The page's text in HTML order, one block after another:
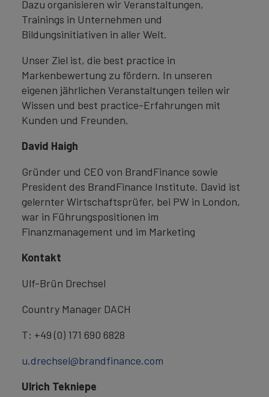
Dazu organisieren wir Veranstaltungen,
Trainings in Unternehmen und
Bildungsinitiativen in aller Welt.
Unser Ziel ist, die best practice in
Markenbewertung zu fördern. In unseren
eigenen jährlichen Veranstaltungen teilen wir
Wissen und best practice-Erfahrungen mit
Kunden und Freunden.
David Haigh
Gründer und CEO von BrandFinance sowie
President des BrandFinance Institute. David ist
gelernter Wirtschaftsprüfer, bei PW in London,
war in Führungspositionen im
Finanzmanagement und im Marketing
Kontakt
Ulf-Brün Drechsel
Country Manager DACH
T: +49 (0) 171 690 6828
u.drechsel@brandfinance.com
Ulrich Tekniepe